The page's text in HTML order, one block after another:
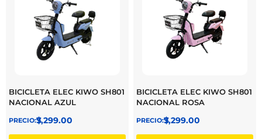
BICICLETA ELEC KIWO SH801
NACIONAL AZUL
$
7,299.00
BICICLETA ELEC KIWO SH801
NACIONAL ROSA
$
7,299.00